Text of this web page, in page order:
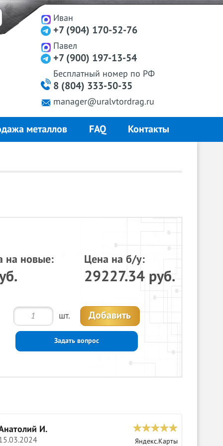
Иван
+7 (904) 170-52-76
Павел
+7 (900) 197-13-54
Бесплатный номер по РФ
8 (804) 333-50-35
manager@uralvtordrag.ru
металлов FAQ Контакты
на новые: Цена на б/у:
29227.34 руб.
шт. Добавить
Задать вопрос
И.
Яндекс.Карты